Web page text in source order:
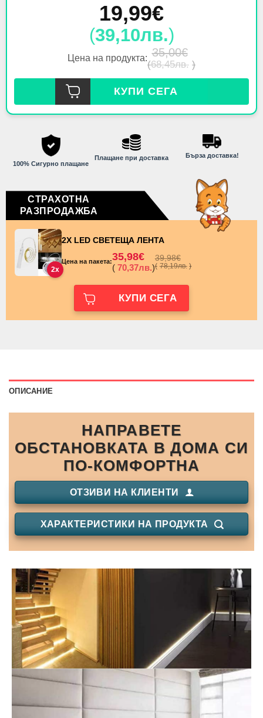
19,99€
(39,10лв.)
Цена на продукта: 35,00€
(68,45лв. )
КУПИ СЕГА
100% Сигурно плащане
Плащане при доставка Бърза доставка!
СТРАХОТНА
РАЗПРОДАЖБА
2x
2X LED СВЕТЕЩА ЛЕНТА
Цена на пакета:35,98€
( 70,37лв.)
39,98€
( 78,19лв. )
КУПИ СЕГА
ОПИСАНИЕ
НАПРАВЕТЕ
ОБСТАНОВКАТА В ДОМА СИ
ПО-КОМФОРТНА
ОТЗИВИ НА КЛИЕНТИ
ХАРАКТЕРИСТИКИ НА ПРОДУКТА